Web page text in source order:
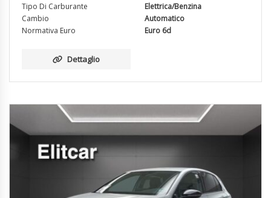
Tipo Di Carburante
Elettrica/Benzina
Cambio
Automatico
Normativa Euro
Euro 6d
Dettaglio